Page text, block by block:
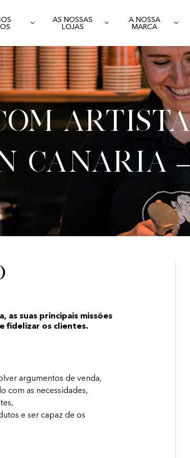
AS NOSSAS
LOJAS
A NOSSA
MARCA
Canaria
as suas principais missões
fidelizar os clientes.
argumentos de venda,
com as necessidades,
e ser capaz de os